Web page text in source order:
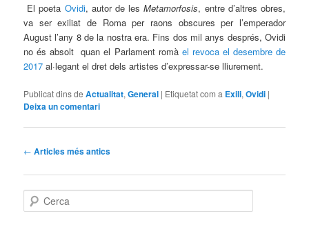
El poeta Ovidi, autor de lesMetamorfosis, entre d’altres obres,
va ser exiliat de Roma per raons obscures per l’emperador
August l’any 8 de la nostra era. Fins dos mil anys després, Ovidi
no és absolt quan el Parlament romà el revoca el desembre de
2017al·legant el dret dels artistes d’expressar-se lliurement.
Publicat dins de Actualitat,General | Etiquetat com a Exili,Ovidi |
Deixa un comentari
Navegació
articles
← Articles més antics
e